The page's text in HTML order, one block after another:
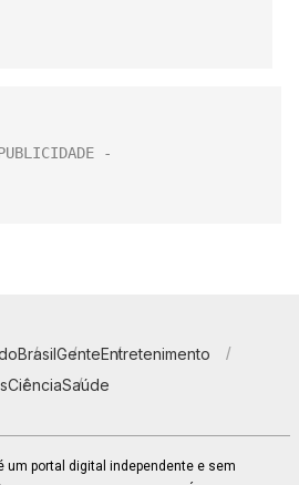
BrasilGenteEntretenimento
CiênciaSaúde
é um portal digital independente e sem